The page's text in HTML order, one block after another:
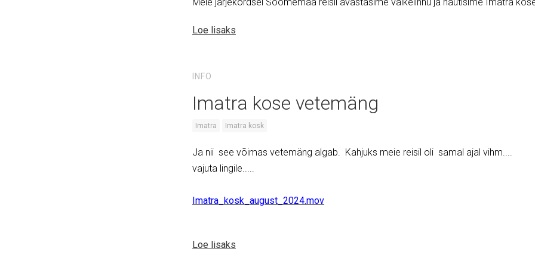
Loe lisaks
INFO
Imatra kose vetemäng
Imatra Imatra kosk
Ja nii see võimas vetemäng algab. Kahjuks meie reisil oli samal ajal vihm....
vajuta lingile.....
Imatra_kosk_august_2024.mov
Loe lisaks